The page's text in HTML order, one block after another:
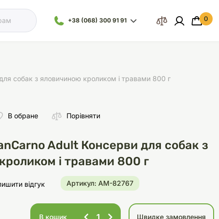
Іграшки
Засоби для догляду
Наповнювачі
Здоров'я
Посуд
Посуд
Аксесуари для кліток
Все для морської
Стерилізатори
Обладнання
+38 (068) 300 91 91
Відділ
+38 (068) 479
28 76
0
собак з яловичиною кроликом і травами 800 г
В обране Порівняти
Adult Консерви для собак з
і травами 800 г
відгук Артикул: AM-82767
В кошик Швидке замовлення